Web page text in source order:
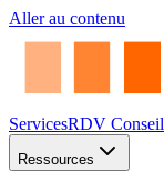
Aller au contenu
ServicesRDV Conseil
Ressources